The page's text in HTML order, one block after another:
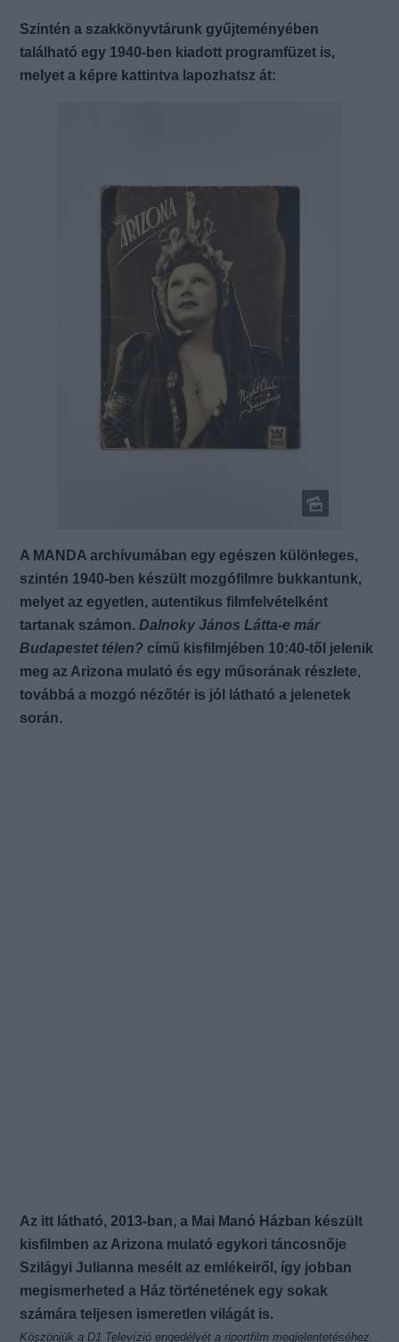
Szintén a szakkönyvtárunk gyűjteményében
található egy 1940-ben kiadott programfüzet is,
melyet a képre kattintva lapozhatsz át:
A MANDA archívumában egy egészen különleges,
szintén 1940-ben készült mozgófilmre bukkantunk,
melyet az egyetlen, autentikus filmfelvételként
tartanak számon.Dalnoky János Látta-e már
Budapestet télen? című kisfilmjében 10:40-től jelenik
meg az Arizona mulató és egy műsorának részlete,
továbbá a mozgó nézőtér is jól látható a jelenetek
során.
Az itt látható, 2013-ban, a Mai Manó Házban készült
kisfilmben az Arizona mulató egykori táncosnője
Szilágyi Julianna mesélt az emlékeiről, így jobban
megismerheted a Ház történetének egy sokak
számára teljesen ismeretlen világát is.
Köszönjük a D1 Televízió engedélyét a riportfilm megjelentetéséhez.